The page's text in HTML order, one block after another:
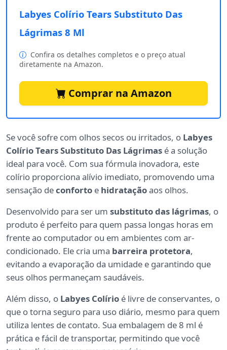
Labyes Colírio Tears Substituto Das
Lágrimas 8 Ml
Confira os detalhes completos e o preço atual
diretamente na Amazon.
Comprar na Amazon
Se você sofre com olhos secos ou irritados, o Labyes
Colírio Tears Substituto Das Lágrimas é a solução
ideal para você. Com sua fórmula inovadora, este
colírio proporciona alívio imediato, promovendo uma
sensação deconforto e hidrataçãoaos olhos.
Desenvolvido para ser um substituto das lágrimas, o
produto é perfeito para quem passa longas horas em
frente ao computador ou em ambientes com ar-
condicionado. Ele cria uma barreira protetora,
evitando a evaporação da umidade e garantindo que
seus olhos permaneçam saudáveis.
Além disso, o Labyes Colírio é livre de conservantes, o
que o torna seguro para uso diário, mesmo para quem
utiliza lentes de contato. Sua embalagem de 8 ml é
prática e fácil de transportar, permitindo que você